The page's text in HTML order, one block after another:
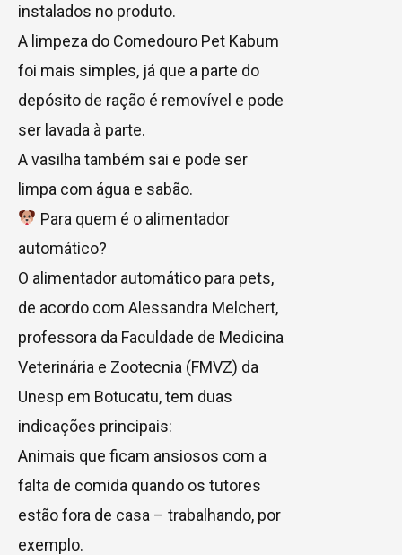
instalados no produto.
A limpeza do Comedouro Pet Kabum
foi mais simples, já que a parte do
depósito de ração é removível e pode
ser lavada à parte.
A vasilha também sai e pode ser
limpa com água e sabão.
Para quem é o alimentador
automático?
O alimentador automático para pets,
de acordo com Alessandra Melchert,
professora da Faculdade de Medicina
Veterinária e Zootecnia (FMVZ) da
Unesp em Botucatu, tem duas
indicações principais:
Animais que ficam ansiosos com a
falta de comida quando os tutores
estão fora de casa – trabalhando, por
exemplo.